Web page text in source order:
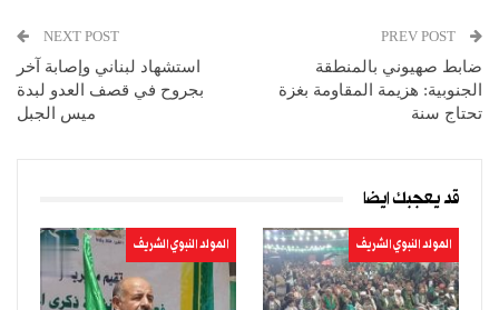
ضابط صهيوني بالمنطقة
الجنوبية: هزيمة المقاومة بغزة
تحتاج سنة
NEXT POST
استشهاد لبناني وإصابة آخر
بجروح في قصف العدو لبدة
ميس الجبل
قد يعجبك ايضا
المولد النبوي الشريف المولد النبوي الشريف